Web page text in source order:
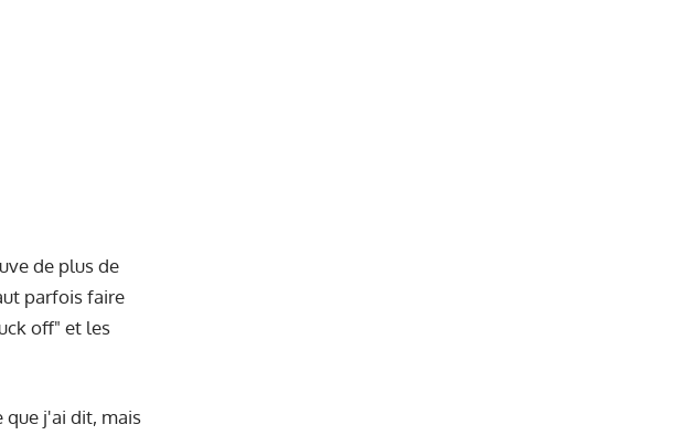
de plus de
parfois faire
off" et les
que j'ai dit, mais